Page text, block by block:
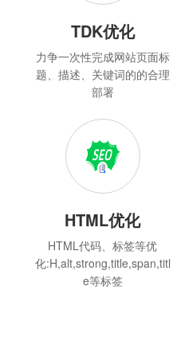
TDK优化
力争一次性完成网站页面标
题、描述、关键词的的合理
部署
HTML优化
HTML代码、标签等优
化:H,alt,strong,title,span,titl
e等标签